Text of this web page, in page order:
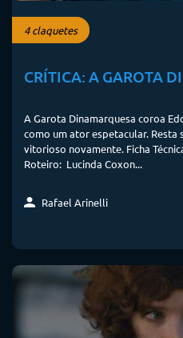
4 claquetes
CRÍTICA: A GAROTA
A Garota Dinamarquesa coroa
como um ator espetacular. Resta
vitorioso novamente. Ficha
Roteiro: Lucinda Coxon...
Rafael Arinelli